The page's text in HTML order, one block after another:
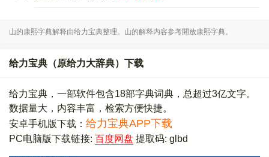
山的康熙字典解释由给力宝典整理。山的解释内容参考開放康熙字典。
给力宝典（原给力大辞典）下载
给力宝典，一部软件包含18部字典词典，总超过3亿文字。
数据量大，内容丰富，检索方便快捷。
安卓手机版下载： 给力宝典APP下载
PC电脑版下载链接: 百度网盘 提取码: glbd